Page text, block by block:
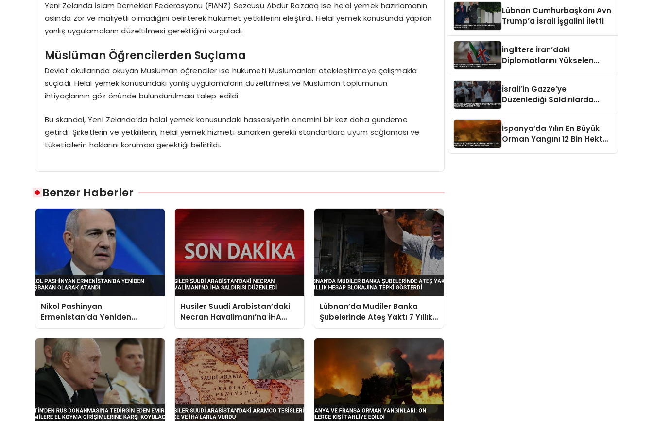
Yeni Zelanda İslam Dernekleri Federasyonu (FIANZ) Sözcüsü Abdur Razaaq ise helal yemek hazırlamanın
aslında zor ve maliyetli olmadığını belirterek hükümet yetkililerini eleştirdi. Helal yemek konusunda yapılan
yanlış uygulamaların düzeltilmesi gerektiğini vurguladı.
Müslüman Öğrencilerden Suçlama
Devlet okullarında okuyan Müslüman öğrenciler ise hükümeti Müslümanları ötekileştirmeye çalışmakla
suçladı. Helal yemek konusundaki yanlış uygulamaların düzeltilmesi ve Müslüman toplumunun
ihtiyaçlarının göz önünde bulundurulması talep edildi.
Bu skandal, Yeni Zelanda’da helal yemek konusundaki hassasiyetin önemini bir kez daha gündeme
getirdi. Şirketlerin ve yetkililerin, helal yemek hizmeti sunarken gerekli standartlara uyum sağlaması ve
tüketicilerin haklarını koruması gerektiği belirtildi.
Benzer Haberler
Nikol Pashinyan
Ermenistan’da Yeniden
Başbakan Olarak Atandı
Husiler Suudi Arabistan’daki
Necran Havalimanı’na İHA
Saldırısı Düzenledi
Lübnan’da Mudiler Banka
Şubelerinde Ateş Yaktı 7 Yıllık
Hesap Blokajına Tepki
Gösterdi
Lübnan Cumhurbaşkanı Avn
Trump’a İsrail İşgalini İletti
İngiltere İran’daki
Diplomatlarını Yükselen
İsrail’in Gazze’ye
Düzenlediği Saldırılarda
İspanya’da Yılın En Büyük
Orman Yangını 12 Bin Hektarı